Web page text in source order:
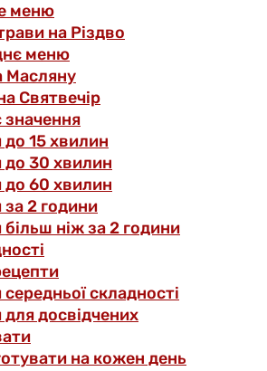
меню
на Різдво
меню
Масляну
Святвечір
значення
до 15 хвилин
до 30 хвилин
до 60 хвилин
2 години
ніж за 2 години
складності
досвідчених
на кожен день